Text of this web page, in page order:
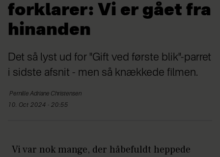
forklarer: Vi er gået fra
hinanden
Det så lyst ud for "Gift ved første blik"-parret
i sidste afsnit - men så knækkede filmen.
Pernille Adriane Christensen
10. Oct 2024 - 20:55
Vi var nok mange, der håbefuldt heppede